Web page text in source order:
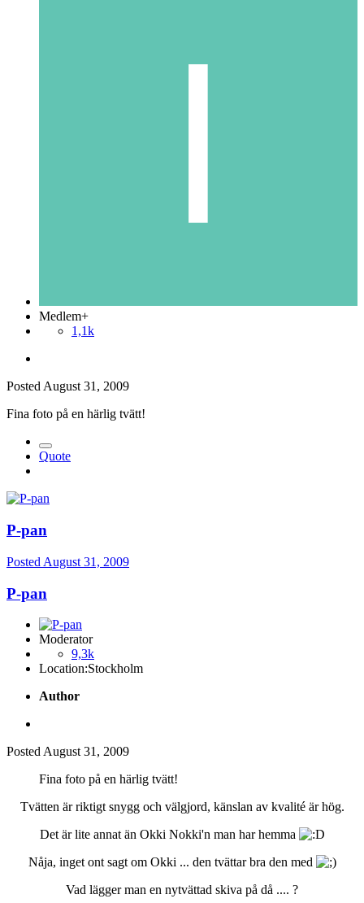
Medlem+
1,1k
PostedAugust 31, 2009
Fina foto på en härlig tvätt!
Quote
P-pan
Posted August 31, 2009
P-pan
Moderator
9,3k
Location:Stockholm
Author
Posted August 31, 2009
Fina foto på en härlig tvätt!
Tvätten är riktigt snygg och välgjord, känslan av kvalité är hög.
Det är lite annat än Okki Nokki'n man har hemma
Nåja, inget ont sagt om Okki ... den tvättar bra den med
Vad lägger man en nytvättad skiva på då .... ?